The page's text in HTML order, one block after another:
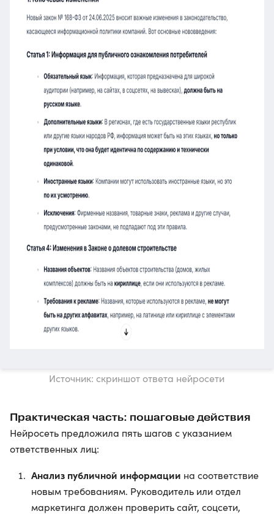
Источник: скриншот ответа нейросети
Практическая часть: пошаговые действия
Нейросеть предложила пять шагов с указанием
ответственных лиц:
Анализ публичной информации на соответствие
новым требованиям. Руководитель или отдел
маркетинга должен проверить сайт, соцсети,